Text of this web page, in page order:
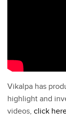
Vikalpa has
highlight and
videos, click